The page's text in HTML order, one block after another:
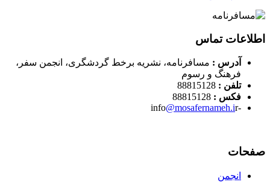
اطلاعات تماس
آدرس : مسافرنامه، نشریه برخط گردشگری، انجمن سفر،
فرهنگ و رسوم
تلفن :
فکس :
-info
@mosafernameh.ir
صفحات
انجمن